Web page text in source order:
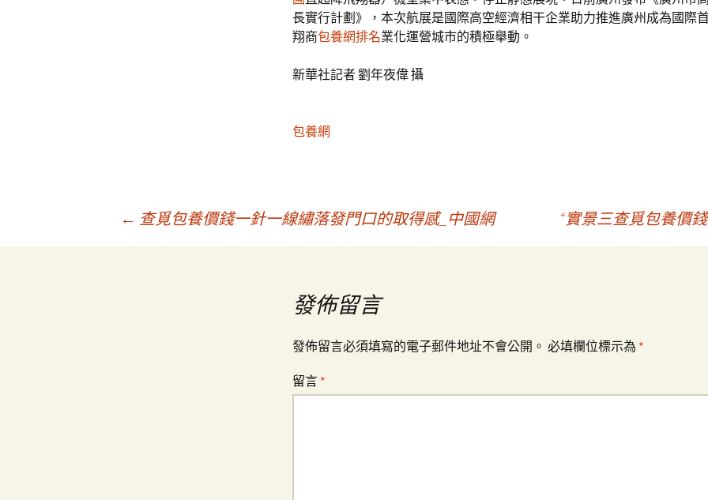
長實行計劃》，本次航展是國際高空經濟相干企業助力推進廣州成為國際
翔商包養網排名業化運營城市的積極舉動。
新華社記者 劉年夜偉 攝
包養網
← 查覓包養價錢一針一線繡落發門口的取得感_中國網 “實景三查覓包養價
發佈留言
發佈留言必須填寫的電子郵件地址不會公開。 必填欄位標示為 *
留言 *